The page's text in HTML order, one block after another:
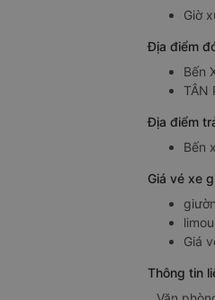
Giờ
Địa điểm
Bến
TÂN
Địa điểm
Bến
Giá vé xe
Giá
Thông tin